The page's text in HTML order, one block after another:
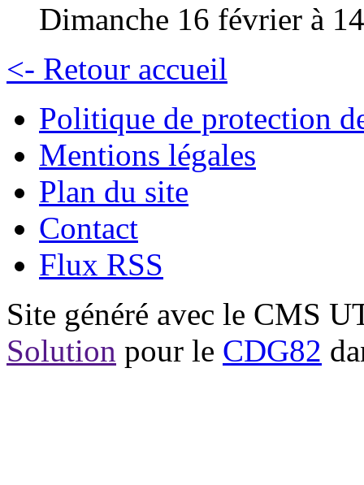
Dimanche 16 février à
<- Retour accueil
Politique de protection
Mentions légales
Plan du site
Contact
Flux RSS
Site généré avec le CMS
Solution pour le CDG82